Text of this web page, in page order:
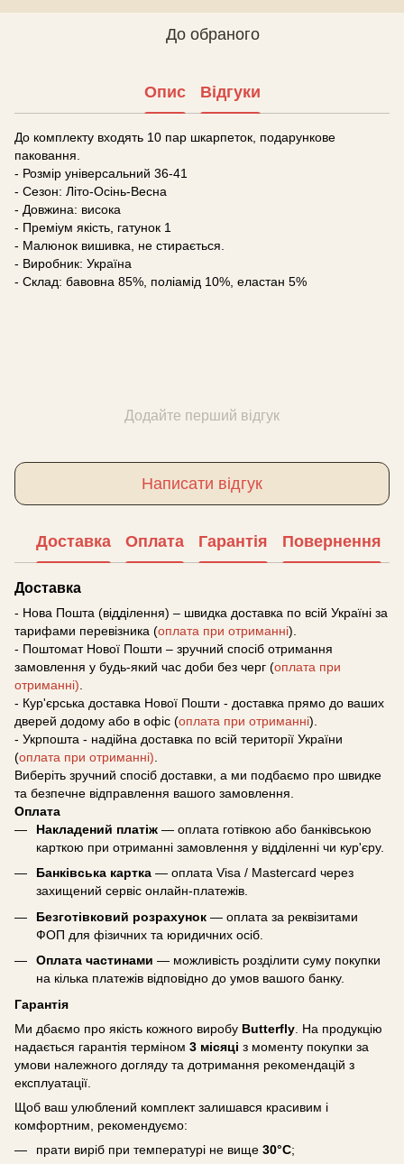
До обраного
Опис Відгуки
До комплекту входять 10 пар шкарпеток, подарункове
паковання.
- Розмір універсальний 36-41
- Сезон: Літо-Осінь-Весна
- Довжина: висока
- Преміум якість, гатунок 1
- Малюнок вишивка, не стирається.
- Виробник: Україна
- Склад: бавовна 85%, поліамід 10%, еластан 5%
Додайте перший відгук
Написати відгук
Доставка Оплата Гарантія Повернення
Доставка
- Нова Пошта (відділення) – швидка доставка по всій Україні за
тарифами перевізника (оплата при отриманні).
- Поштомат Нової Пошти – зручний спосіб отримання
замовлення у будь-який час доби без черг (оплата при
отриманні)
- Кур'єрська доставка Нової Пошти - доставка прямо до ваших
дверей додому або в офіс (оплата при отриманні).
- Укрпошта - надійна доставка по всій території України
(оплата при отриманні)
Виберіть зручний спосіб доставки, а ми подбаємо про швидке
та безпечне відправлення вашого замовлення.
Оплата
Накладений платіж — оплата готівкою або банківською
карткою при отриманні замовлення у відділенні чи кур'єру.
Банківська картка — оплата Visa / Mastercard через
захищений сервіс онлайн-платежів.
Безготівковий розрахунок — оплата за реквізитами
ФОП для фізичних та юридичних осіб.
Оплата частинами — можливість розділити суму покупки
на кілька платежів відповідно до умов вашого банку.
Гарантія
Ми дбаємо про якість кожного виробу Butterfly . На продукцію
надається гарантія терміном 3 місяці з моменту покупки за
умови належного догляду та дотримання рекомендацій з
експлуатації.
Щоб ваш улюблений комплект залишався красивим і
комфортним, рекомендуємо:
прати виріб при температурі не вище 30°C;